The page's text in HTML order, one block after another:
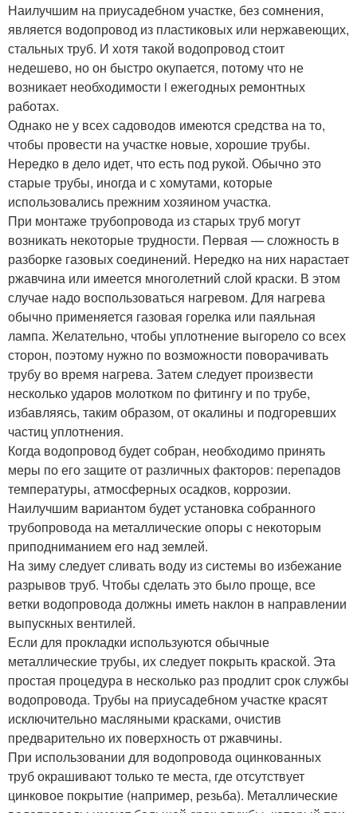
Наилучшим на приусадебном участке, без сомнения,
является водопровод из пластиковых или нержавеющих,
стальных труб. И хотя такой водопровод стоит
недешево, но он быстро окупается, потому что не
возникает необходимости i ежегодных ремонтных
работах.
Однако не у всех садоводов имеются средства на то,
чтобы провести на участке новые, хорошие трубы.
Нередко в дело идет, что есть под рукой. Обычно это
старые трубы, иногда и с хомутами, которые
использовались прежним хозяином участка.
При монтаже трубопровода из старых труб могут
возникать некоторые трудности. Первая — сложность в
разборке газовых соединений. Нередко на них нарастает
ржавчина или имеется многолетний слой краски. В этом
случае надо воспользоваться нагревом. Для нагрева
обычно применяется газовая горелка или паяльная
лампа. Желательно, чтобы уплотнение выгорело со всех
сторон, поэтому нужно по возможности поворачивать
трубу во время нагрева. Затем следует произвести
несколько ударов молотком по фитингу и по трубе,
избавляясь, таким образом, от окалины и подгоревших
частиц уплотнения.
Когда водопровод будет собран, необходимо принять
меры по его защите от различных факторов: перепадов
температуры, атмосферных осадков, коррозии.
Наилучшим вариантом будет установка собранного
трубопровода на металлические опоры с некоторым
приподниманием его над землей.
На зиму следует сливать воду из системы во избежание
разрывов труб. Чтобы сделать это было проще, все
ветки водопровода должны иметь наклон в направлении
выпускных вентилей.
Если для прокладки используются обычные
металлические трубы, их следует покрыть краской. Эта
простая процедура в несколько раз продлит срок службы
водопровода. Трубы на приусадебном участке красят
исключительно масляными красками, очистив
предварительно их поверхность от ржавчины.
При использовании для водопровода оцинкованных
труб окрашивают только те места, где отсутствует
цинковое покрытие (например, резьба). Металлические